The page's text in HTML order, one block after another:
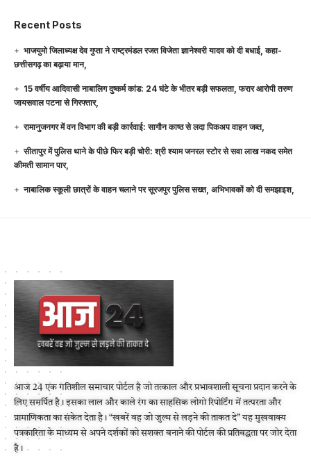
Recent Posts
भाजयुमो जिलाध्यक्ष देव गुप्ता ने राष्ट्रमंडल रजत विजेता ज्ञानेश्वरी यादव को दी बधाई, कहा-
छत्तीसगढ़ का बढ़ाया मान,
15 वर्षीय आदिवासी नाबालिग दुष्कर्म कांड: 24 घंटे के भीतर बड़ी सफलता, फरार आरोपी तरुण
जायसवाल पटना से गिरफ्तार,
रामानुजनगर में वन विभाग की बड़ी कार्रवाई: सागौन काष्ठ से लदा पिकअप वाहन जब्त,
सीतापुर में पुलिस थाने के पीछे फिर बड़ी चोरी: श्री श्याम जनरल स्टोर से सवा लाख नकद समेत
कीमती सामान पार,
नाबालिक स्कूली छात्रों के वाहन चलाने पर सूरजपुर पुलिस सख्त, अभिभावकों को दी समझाइश,
आज 24 एक गतिशील समाचार पोर्टल है जो तत्काल और प्रभावशाली सूचना प्रदान करने के
लिए समर्पित है। इसका लाल और काले रंग का साहसिक लोगो रिपोर्टिंग में तत्परता और
प्रामाणिकता का संकेत देता है। “खबरें वह जो जुल्म से लड़ने की ताकत दे” यह मुखवाक्य
पत्रकारिता के माध्यम से अपने दर्शकों को सशक्त बनाने की पोर्टल की प्रतिबद्धता पर जोर देता
है।